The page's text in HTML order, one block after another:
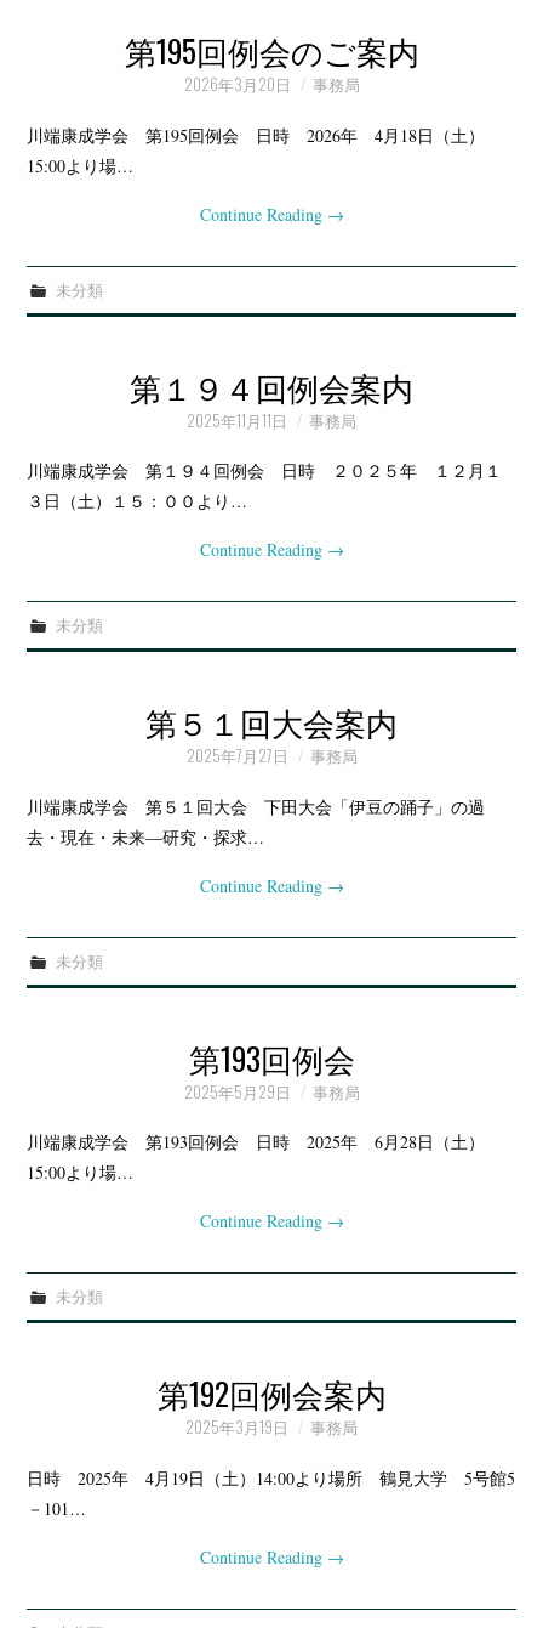
第195回例会のご案内
2026年3月20日 事務局
川端康成学会 第195回例会 日時 2026年 4月18日（土）
15:00より場…
Continue Reading →
未分類
第１９４回例会案内
2025年11月11日 事務局
川端康成学会 第１９４回例会 日時 ２０２５年 １２月１
３日（土）１５：００より…
Continue Reading →
未分類
第５１回大会案内
2025年7月27日 事務局
川端康成学会 第５１回大会 下田大会「伊豆の踊子」の過
去・現在・未来―研究・探求…
Continue Reading →
未分類
第193回例会
2025年5月29日 事務局
川端康成学会 第193回例会 日時 2025年 6月28日（土）
15:00より場…
Continue Reading →
未分類
第192回例会案内
2025年3月19日 事務局
日時 2025年 4月19日（土）14:00より場所 鶴見大学 5号館5
－101…
Continue Reading →